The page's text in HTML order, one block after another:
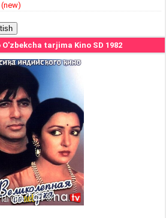
(new)
tarjima Kino SD 1982